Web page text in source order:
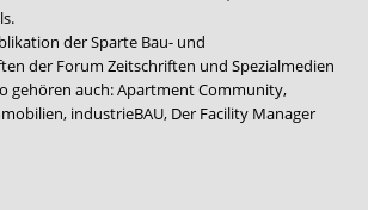
der Sparte Bau- und
der Forum Zeitschriften und Spezialmedien
gehören auch:Apartment Community,
, industrieBAU, Der Facility Manager